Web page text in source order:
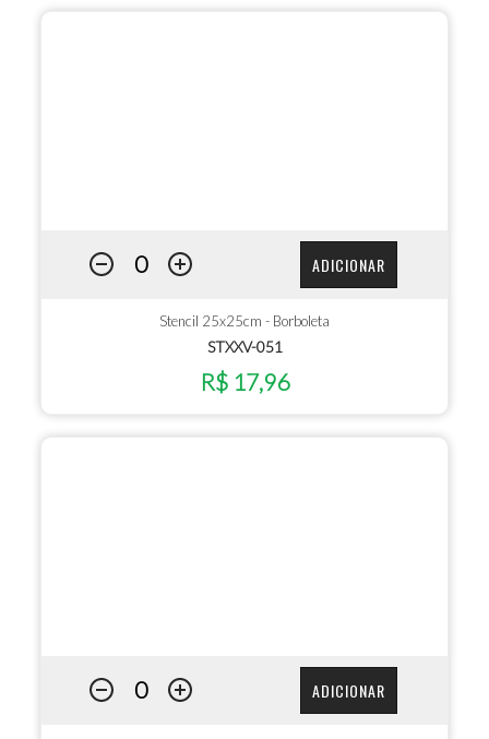
ADICIONAR
Stencil 25x25cm - Borboleta
STXXV-051
R$ 17,96
ADICIONAR